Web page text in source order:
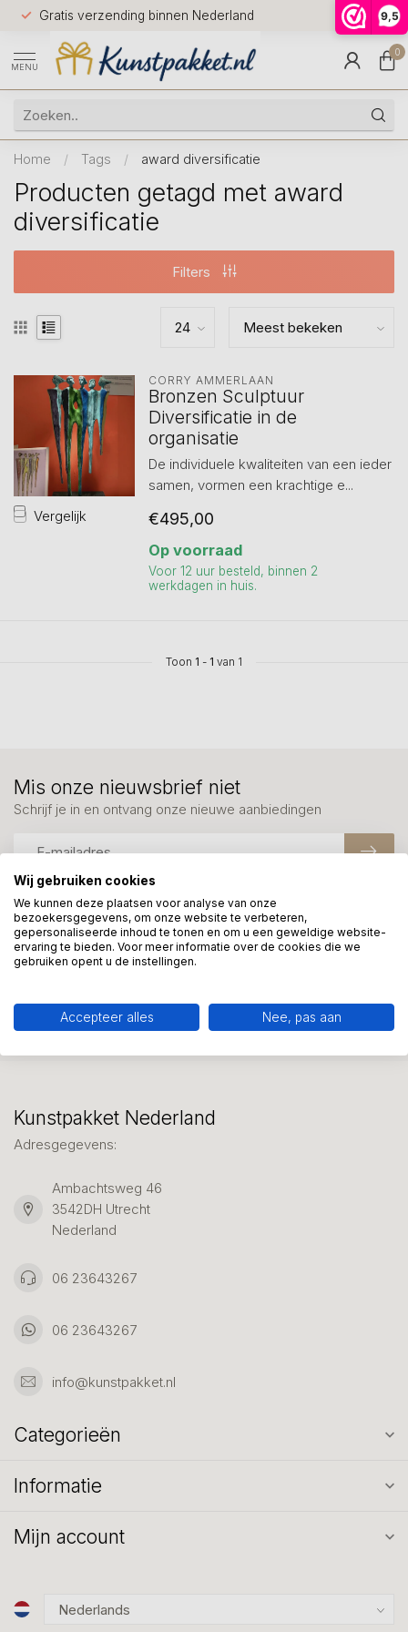
9,5
Gratis verzending binnen Nederland
Voor
huis
9.5
MENU
0
Home / Tags / award diversificatie
Producten getagd met award
diversificatie
Filters
Vergelijk
CORRY AMMERLAAN
Bronzen Sculptuur
Diversificatie in de
organisatie
De individuele kwaliteiten van een ieder
samen, vormen een krachtige e...
€495,00
Op voorraad
Voor 12 uur besteld, binnen 2
werkdagen in huis.
Toon 1 - 1 van 1
Meer informatie?
We helpen graag met uw keuze of geven advies, bel of app
ons 7 dagen per week: 06-23643267
Klantenservice
Mis onze nieuwsbrief niet
Schrijf je in en ontvang onze nieuwe aanbiedingen
Kunstpakket Nederland
Adresgegevens:
Ambachtsweg 46
3542DH Utrecht
Nederland
06 23643267
06 23643267
info@kunstpakket.nl
Categorieën
Informatie
Mijn account
Wij gebruiken cookies
We kunnen deze plaatsen voor analyse van onze
bezoekersgegevens, om onze website te verbeteren,
gepersonaliseerde inhoud te tonen en om u een geweldige website-
ervaring te bieden. Voor meer informatie over de cookies die we
gebruiken opent u de instellingen.
Accepteer alles Nee, pas aan